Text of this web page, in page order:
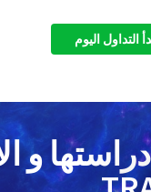
التداول اليوم